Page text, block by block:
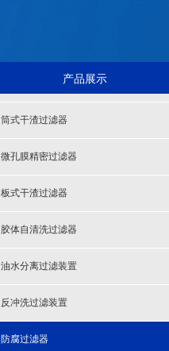
产品展示
筒式干渣过滤器
微孔膜精密过滤器
板式干渣过滤器
胶体自清洗过滤器
油水分离过滤装置
反冲洗过滤装置
防腐过滤器